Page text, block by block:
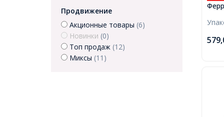
Продвижение
Акционные товары (6)
Новинки (0)
Топ продаж (12)
Миксы (11)